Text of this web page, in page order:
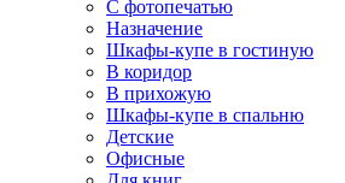
С фотопечатью
Назначение
Шкафы-купе в гостиную
В коридор
В прихожую
Шкафы-купе в спальню
Детские
Офисные